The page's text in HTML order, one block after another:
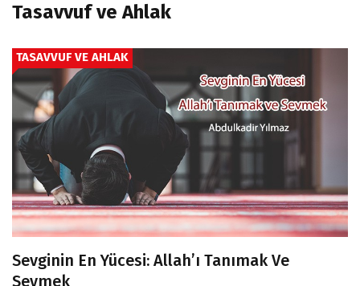
Tasavvuf ve Ahlak
TASAVVUF VE AHLAK
Sevginin En Yücesi: Allah’ı Tanımak Ve
Sevmek